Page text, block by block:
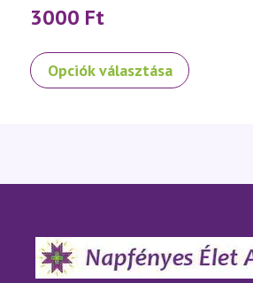
3000 Ft
Opciók választása
Ennek
a
A
termékoldalon
választhatók